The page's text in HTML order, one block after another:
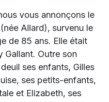
vous annonçons le
Allard), survenu le
de 85 ans. Elle était
Gallant. Outre son
ses enfants, Gilles
ses petits-enfants,
et Elizabeth, ses